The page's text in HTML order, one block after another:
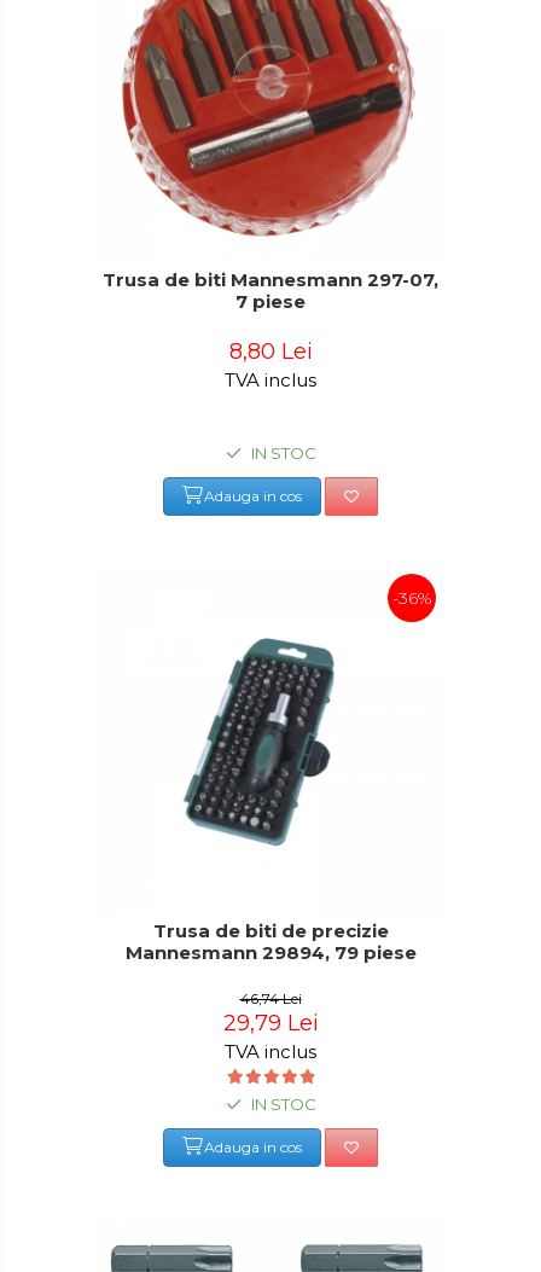
Trusa de biti Mannesmann 297-07,
7 piese
8,80 Lei
TVA inclus
IN STOC
Adauga in cos
-36%
Trusa de biti de precizie
Mannesmann 29894, 79 piese
46,74 Lei
29,79 Lei
TVA inclus
IN STOC
Adauga in cos